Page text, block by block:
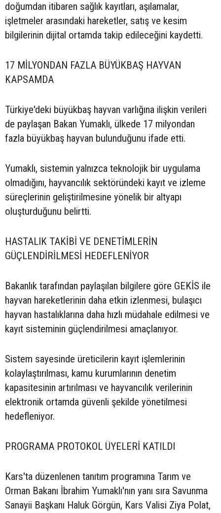
doğumdan itibaren sağlık kayıtları, aşılamalar,
işletmeler arasındaki hareketler, satış ve kesim
bilgilerinin dijital ortamda takip edileceğini kaydetti.
17 MİLYONDAN FAZLA BÜYÜKBAŞ HAYVAN
KAPSAMDA
Türkiye'deki büyükbaş hayvan varlığına ilişkin verileri
de paylaşan Bakan Yumaklı, ülkede 17 milyondan
fazla büyükbaş hayvan bulunduğunu ifade etti.
Yumaklı, sistemin yalnızca teknolojik bir uygulama
olmadığını, hayvancılık sektöründeki kayıt ve izleme
süreçlerinin geliştirilmesine yönelik bir altyapı
oluşturduğunu belirtti.
HASTALIK TAKİBİ VE DENETİMLERİN
GÜÇLENDİRİLMESİ HEDEFLENİYOR
Bakanlık tarafından paylaşılan bilgilere göre GEKİS ile
hayvan hareketlerinin daha etkin izlenmesi, bulaşıcı
hayvan hastalıklarına daha hızlı müdahale edilmesi ve
kayıt sisteminin güçlendirilmesi amaçlanıyor.
Sistem sayesinde üreticilerin kayıt işlemlerinin
kolaylaştırılması, kamu kurumlarının denetim
kapasitesinin artırılması ve hayvancılık verilerinin
elektronik ortamda güvenli şekilde yönetilmesi
hedefleniyor.
PROGRAMA PROTOKOL ÜYELERİ KATILDI
Kars'ta düzenlenen tanıtım programına Tarım ve
Orman Bakanı İbrahim Yumaklı'nın yanı sıra Savunma
Sanayii Başkanı Haluk Görgün, Kars Valisi Ziya Polat,